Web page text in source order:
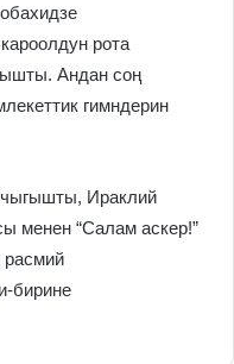
рота
Андан соң
гимндерин
Ираклий
менен “Салам аскер!”
бирине